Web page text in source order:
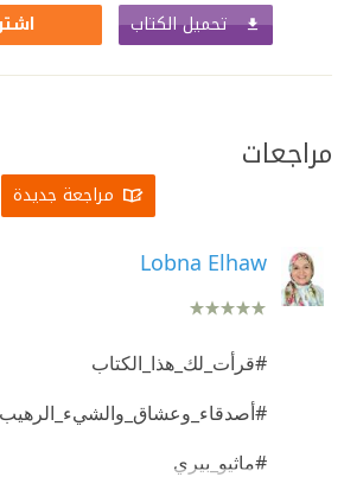
تحميل الكتاب
مراجعات
مراجعة جديدة
Lobna Elhaw
#قرأت_لك_هذا_الكتاب
#أصدقاء_وعشاق_والشيء_الرهيب
#ماثيو_بيري